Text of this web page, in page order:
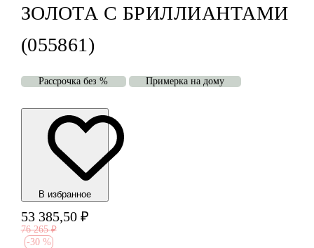
ЗОЛОТА С БРИЛЛИАНТАМИ
(055861)
Рассрочка без % Примерка на дому
В избранноe
53 385,50 ₽
76 265 ₽
-30 %